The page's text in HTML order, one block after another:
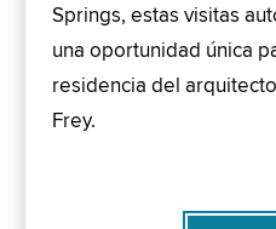
Springs, estas visitas
una oportunidad única
residencia del
Frey.